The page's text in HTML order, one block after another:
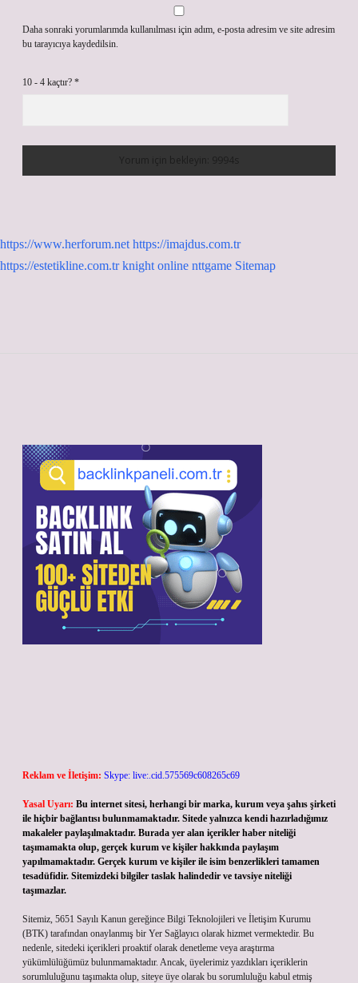
Daha sonraki yorumlarımda kullanılması için adım, e-posta adresim ve site adresim
bu tarayıcıya kaydedilsin.
10 - 4 kaçtır? *
https://www.herforum.net https://imajdus.com.tr
https://estetikline.com.tr knight online nttgame Sitemap
Reklam ve İletişim: Skype: live:.cid.575569c608265c69
Yasal Uyarı: Bu internet sitesi, herhangi bir marka, kurum veya şahıs şirketi
ile hiçbir bağlantısı bulunmamaktadır. Sitede yalnızca kendi hazırladığımız
makaleler paylaşılmaktadır. Burada yer alan içerikler haber niteliği
taşımamakta olup, gerçek kurum ve kişiler hakkında paylaşım
yapılmamaktadır. Gerçek kurum ve kişiler ile isim benzerlikleri tamamen
tesadüfidir. Sitemizdeki bilgiler taslak halindedir ve tavsiye niteliği
taşımazlar.
Sitemiz, 5651 Sayılı Kanun gereğince Bilgi Teknolojileri ve İletişim Kurumu
(BTK) tarafından onaylanmış bir Yer Sağlayıcı olarak hizmet vermektedir. Bu
nedenle, sitedeki içerikleri proaktif olarak denetleme veya araştırma
yükümlülüğümüz bulunmamaktadır. Ancak, üyelerimiz yazdıkları içeriklerin
sorumluluğunu taşımakta olup, siteye üye olarak bu sorumluluğu kabul etmiş